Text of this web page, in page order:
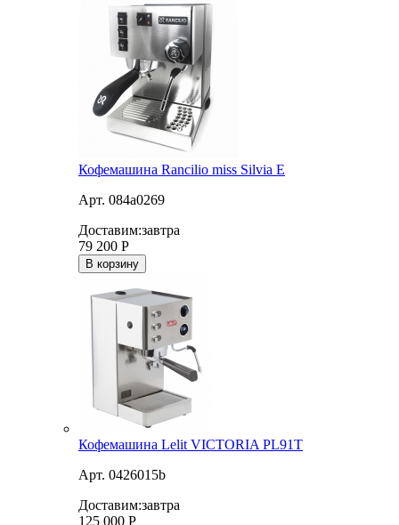
Кофемашина Rancilio miss Silvia E
Арт. 084a0269
Доставим:завтра
79 200 Р
В корзину
Кофемашина Lelit VICTORIA PL91T
Арт. 0426015b
Доставим:завтра
125 000 Р